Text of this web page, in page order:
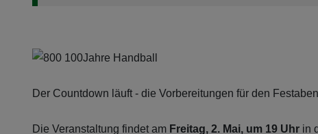
Der Countdown läuft - die Vorbereitungen für den
Die Veranstaltung findet am Freitag, 2. Mai, um 19 Uhr in